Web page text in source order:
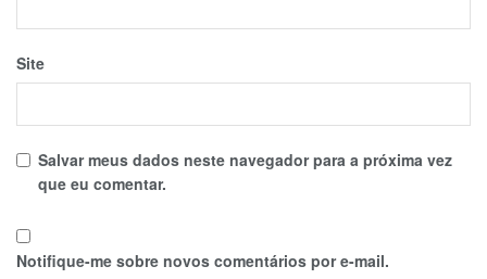
Site
Salvar meus dados neste navegador para a próxima vez
que eu comentar.
Notifique-me sobre novos comentários por e-mail.